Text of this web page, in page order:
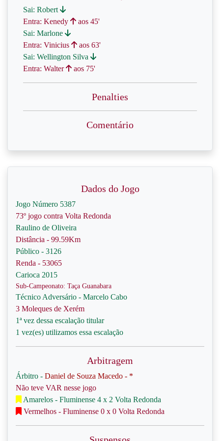
Sai: Robert
Entra: Kenedy
aos 45'
Sai: Marlone
Entra: Vinicius
aos 63'
Sai: Wellington Silva
Entra: Walter
aos 75'
Penalties
Comentário
Dados do Jogo
Jogo Número 5387
73º jogo contra Volta Redonda
Raulino de Oliveira
Distância - 99.59Km
Público - 3126
Renda - 53065
Carioca 2015
Sub-Campeonato: Taça Guanabara
Técnico Adversário - Marcelo Cabo
3 Moleques de Xerém
1ª vez dessa escalação titular
1 vez(es) utilizamos essa escalação
Arbitragem
Árbitro - Daniel de Souza Macedo - *
Não teve VAR nesse jogo
Amarelos - Fluminense 4 x 2 Volta Redonda
Vermelhos - Fluminense 0 x 0 Volta Redonda